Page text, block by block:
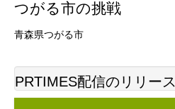
つがる市の挑戦
青森県つがる市
PRTIMES配信のリリース